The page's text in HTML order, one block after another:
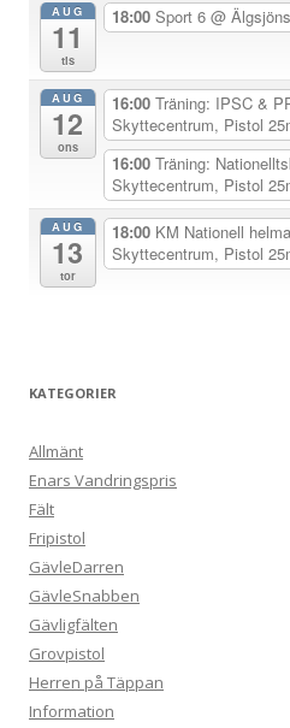
e
g
AUG
11
tis
18:00 Sport 6 @
AUG
12
ons
16:00 Träning: IPSC &
Skyttecentrum, Pistol
16:00 Träning:
Skyttecentrum, Pistol
AUG
13
tor
18:00 KM Nationell
Skyttecentrum, Pistol
KATEGORIER
Allmänt
Enars Vandringspris
Fält
Fripistol
GävleDarren
GävleSnabben
Gävligfälten
Grovpistol
Herren på Täppan
Information